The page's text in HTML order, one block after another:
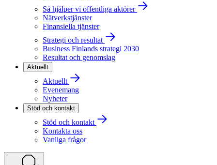
Så hjälper vi offentliga aktörer
Nätverkstjänster
Finansiella tjänster
Strategi och resultat
Business Finlands strategi 2030
Resultat och genomslag
Aktuellt
Aktuellt
Evenemang
Nyheter
Stöd och kontakt
Stöd och kontakt
Kontakta oss
Vanliga frågor